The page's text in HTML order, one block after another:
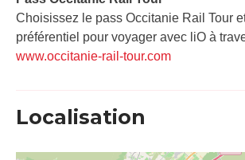
Choisissez le pass Occitanie Rail Tour
préférentiel pour voyager avec liO à
www.occitanie-rail-tour.com
Localisation